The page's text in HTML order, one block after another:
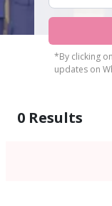
*By clicking
updates on
0 Results